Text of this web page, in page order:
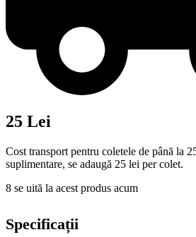
25 Lei
Cost transport pentru coletele de până la
suplimentare, se adaugă 25 lei per colet.
8 se uită la acest produs acum
Specificații